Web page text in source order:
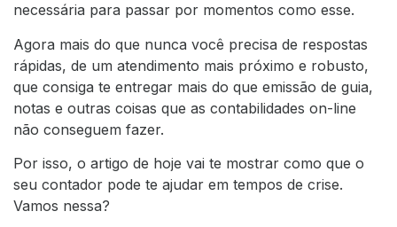
necessária para passar por momentos como esse.
Agora mais do que nunca você precisa de respostas
rápidas, de um atendimento mais próximo e robusto,
que consiga te entregar mais do que emissão de guia,
notas e outras coisas que as contabilidades on-line
não conseguem fazer.
Por isso, o artigo de hoje vai te mostrar como que o
seu contador pode te ajudar em tempos de crise.
Vamos nessa?